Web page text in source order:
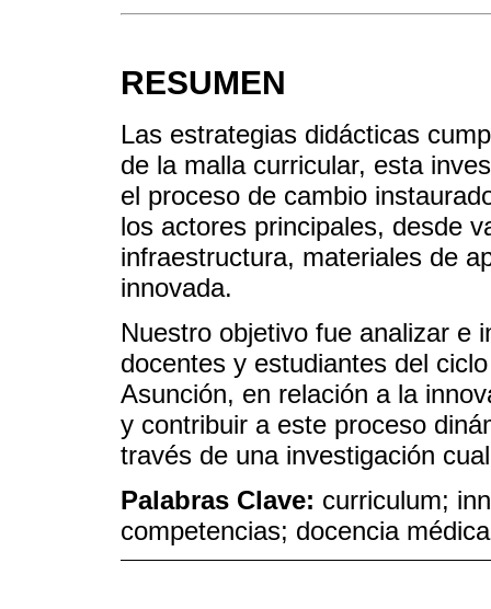
RESUMEN
Las estrategias didácticas
de la malla curricular, esta
el proceso de cambio
los actores principales, desde
infraestructura, materiales de
innovada.
Nuestro objetivo fue analizar e
docentes y estudiantes del
Asunción, en relación a la
y contribuir a este proceso
través de una investigación
Palabras Clave: curriculum;
competencias; docencia